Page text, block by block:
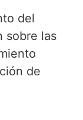
del
sobre las
de